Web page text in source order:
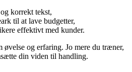
korrekt tekst,
til at lave budgetter,
effektivt med kunder.
og erfaring. Jo mere du træner,
din viden til handling.